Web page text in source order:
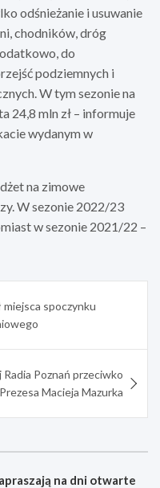
odśnieżanie i usuwanie
chodników, dróg
do
podziemnych i
W tym sezonie na
24,8 mln zł – informuje
wydanym w
na zimowe
W sezonie 2022/23
w sezonie 2021/22 –
miejsca spoczynku
Poznań przeciwko
Macieja Mazurka
na dni otwarte